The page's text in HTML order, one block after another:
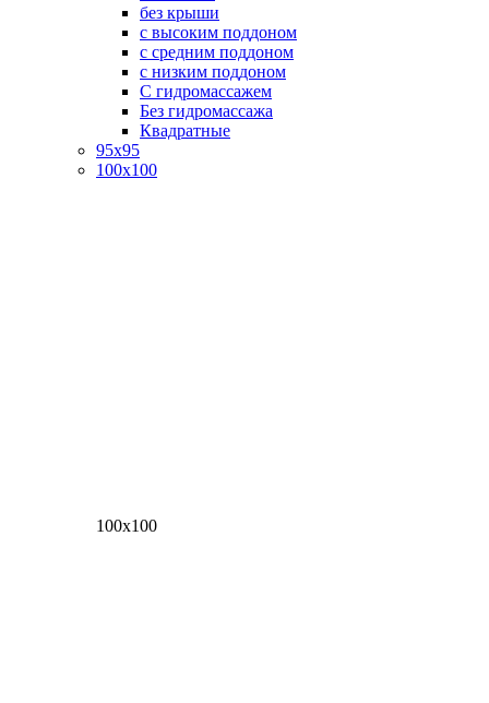
без крыши
с высоким поддоном
с средним поддоном
с низким поддоном
С гидромассажем
Без гидромассажа
Квадратные
95х95
100х100
100х100